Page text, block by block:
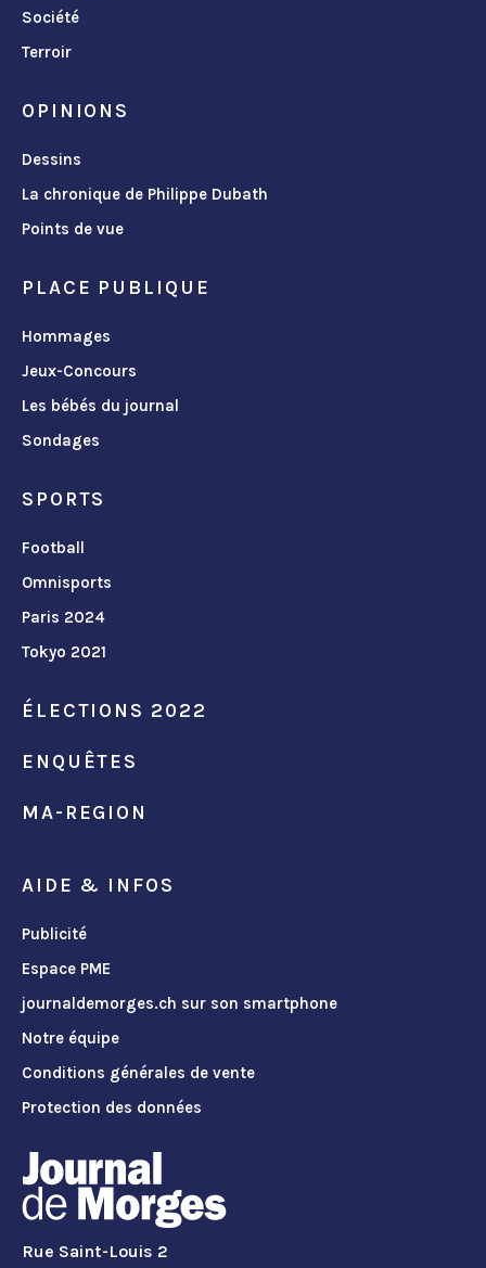
Société
Terroir
OPINIONS
Dessins
La chronique de Philippe Dubath
Points de vue
PLACE PUBLIQUE
Hommages
Jeux-Concours
Les bébés du journal
Sondages
SPORTS
Football
Omnisports
Paris 2024
Tokyo 2021
ÉLECTIONS 2022
ENQUÊTES
MA-REGION
AIDE & INFOS
Publicité
Espace PME
journaldemorges.ch sur son smartphone
Notre équipe
Conditions générales de vente
Protection des données
Rue Saint-Louis 2